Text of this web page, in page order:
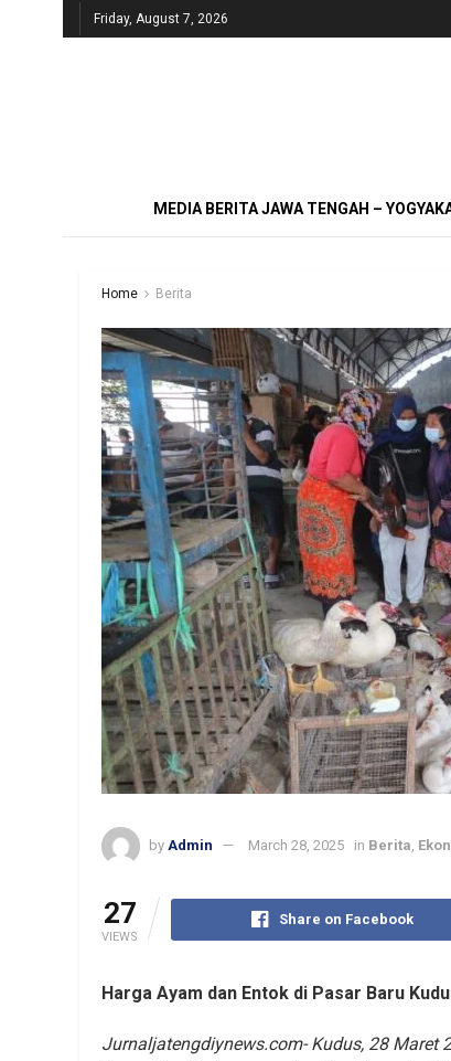
Friday, August 7, 2026
MEDIA BERITA JAWA TENGAH –
Home Berita
by Admin March 28, 2025 in Berita
27
VIEWS
Share on Facebook
Harga Ayam dan Entok di Pasar Baru
Jurnaljatengdiynews.com- Kudus, 28 Maret